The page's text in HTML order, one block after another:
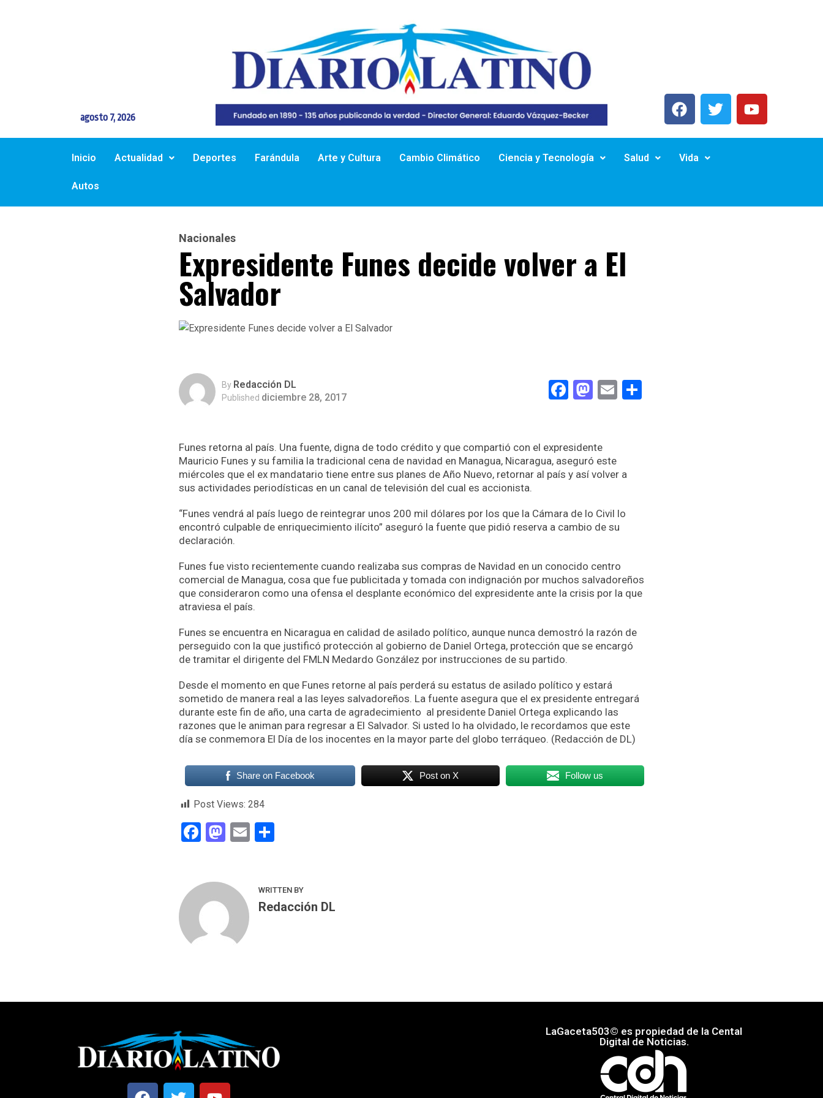
agosto 7, 2026
Inicio Actualidad Deportes Farándula Arte y Cultura Cambio Climático Ciencia y Tecnología Salud Vida
Autos
Nacionales
Expresidente Funes decide volver a El
Salvador
By Redacción DL
Published diciembre 28, 2017 Facebook
Mastodon
Email
Funes retorna al país. Una fuente, digna de todo crédito y que compartió con el expresidente
Mauricio Funes y su familia la tradicional cena de navidad en Managua, Nicaragua, aseguró este
miércoles que el ex mandatario tiene entre sus planes de Año Nuevo, retornar al país y así volver a
sus actividades periodísticas en un canal de televisión del cual es accionista.
“Funes vendrá al país luego de reintegrar unos 200 mil dólares por los que la Cámara de lo Civil lo
encontró culpable de enriquecimiento ilícito” aseguró la fuente que pidió reserva a cambio de su
declaración.
Funes fue visto recientemente cuando realizaba sus compras de Navidad en un conocido centro
comercial de Managua, cosa que fue publicitada y tomada con indignación por muchos salvadoreños
que consideraron como una ofensa el desplante económico del expresidente ante la crisis por la que
atraviesa el país.
Funes se encuentra en Nicaragua en calidad de asilado político, aunque nunca demostró la razón de
perseguido con la que justificó protección al gobierno de Daniel Ortega, protección que se encargó
de tramitar el dirigente del FMLN Medardo González por instrucciones de su partido.
Desde el momento en que Funes retorne al país perderá su estatus de asilado político y estará
sometido de manera real a las leyes salvadoreños. La fuente asegura que el ex presidente entregará
durante este fin de año, una carta de agradecimiento al presidente Daniel Ortega explicando las
razones que le animan para regresar a El Salvador. Si usted lo ha olvidado, le recordamos que este
día se conmemora El Día de los inocentes en la mayor parte del globo terráqueo. (Redacción de DL)
Share on Facebook Post on X Follow us
Post Views: 284
Facebook
Mastodon
Email
WRITTEN BY
Redacción DL
LaGaceta503© es propiedad de la Cental
Digital de Noticias.